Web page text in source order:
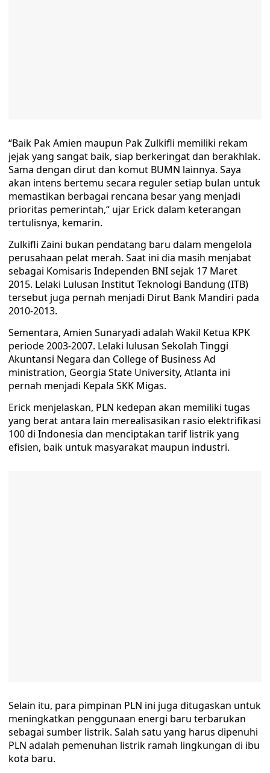
“Baik Pak Amien maupun Pak Zulkifli memiliki rekam
jejak yang sangat baik, siap berkeringat dan berakhlak.
Sama dengan dirut dan komut BUMN lainnya. Saya
akan intens bertemu secara reguler setiap bulan untuk
memastikan berbagai rencana besar yang menjadi
prioritas pemerintah,“ ujar Erick dalam keterangan
tertulisnya, kemarin.
Zulkifli Zaini bukan pendatang baru dalam mengelola
perusahaan pelat merah. Saat ini dia masih menjabat
sebagai Komisaris Independen BNI sejak 17 Maret
2015. Lelaki Lulusan Institut Teknologi Bandung (ITB)
tersebut juga pernah menjadi Dirut Bank Mandiri pada
2010-2013.
Sementara, Amien Sunaryadi adalah Wakil Ketua KPK
periode 2003-2007. Lelaki lulusan Sekolah Tinggi
Akuntansi Negara dan College of Business Ad
ministration, Georgia State University, Atlanta ini
pernah menjadi Kepala SKK Migas.
Erick menjelaskan, PLN kedepan akan memiliki tugas
yang berat antara lain merealisasikan rasio elektrifikasi
100 di Indonesia dan menciptakan tarif listrik yang
efisien, baik untuk masyarakat maupun industri.
Selain itu, para pimpinan PLN ini juga ditugaskan untuk
meningkatkan penggunaan energi baru terbarukan
sebagai sumber listrik. Salah satu yang harus dipenuhi
PLN adalah pemenuhan listrik ramah lingkungan di ibu
kota baru.